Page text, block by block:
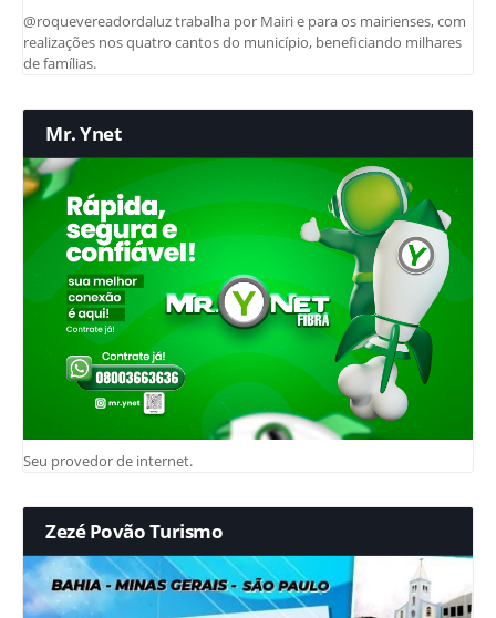
@roquevereadordaluz trabalha por Mairi e para os mairienses, com
realizações nos quatro cantos do município, beneficiando milhares
de famílias.
Mr. Ynet
Seu provedor de internet.
Zezé Povão Turismo